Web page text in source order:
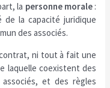
la personne morale:
la capacité juridique
des associés.
ni tout à fait une
laquelle coexistent des
et des règles